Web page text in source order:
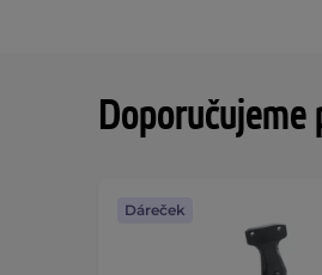
Dáreček